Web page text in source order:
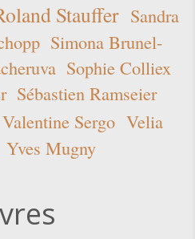
Stauffer Sandra
Simona Brunel-
Sophie Colliex
Sébastien Ramseier
Valentine Sergo Velia
Yves Mugny